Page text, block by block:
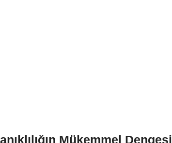
Mükemmel Dengesi